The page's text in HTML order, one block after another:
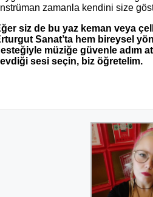
zamanla kendini size
siz de bu yaz keman veya
Sanat’ta hem bireysel
müziğe güvenle adım
sesi seçin, biz öğretelim.